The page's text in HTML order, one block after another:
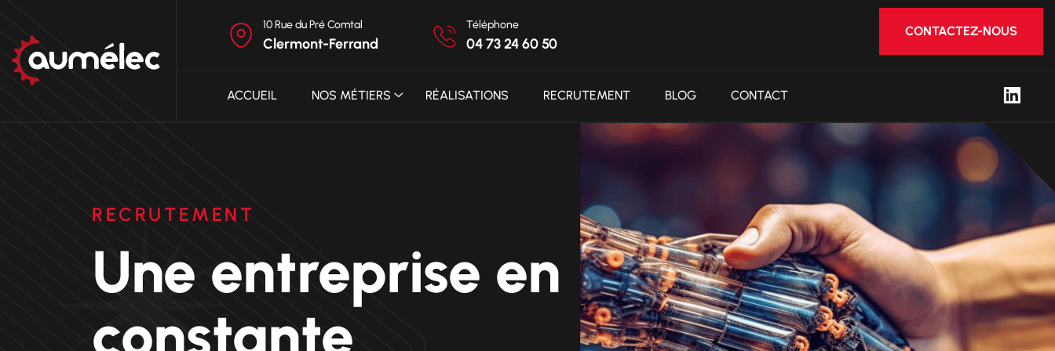
10 Rue du Pré Comtal
Clermont-Ferrand
Téléphone
04 73 24 60 50
CONTACTEZ-NOUS
ACCUEIL NOS MÉTIERS RÉALISATIONS RECRUTEMENT BLOG CONTACT
RECRUTEMENT
Une entreprise en
constante